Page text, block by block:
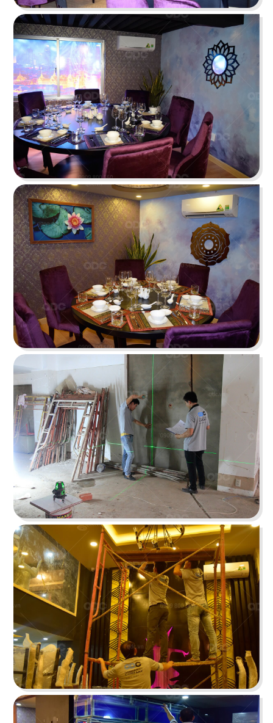
O TEM
Phong cách Indochine kết hợp kiến trúc cung
đình mang đến vẻ đẹp trầm mặc
Chi tiết
IKIGAI
Tái hiện bức tranh ẩm thực Nhật không phô
bày mà diễn tả vô cùng tinh tế
Chi tiết
BONCHON CHICKEN
Thiết kế lấy sắc đỏ - cam - xám làm chủ đạo tạo
một tổng thể năng động
Chi tiết